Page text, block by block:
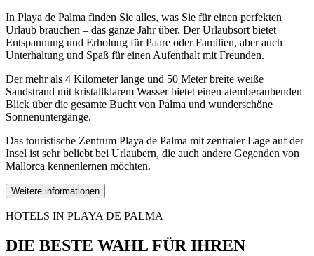
In Playa de Palma finden Sie alles, was Sie für einen perfekten
Urlaub brauchen – das ganze Jahr über. Der Urlaubsort bietet
Entspannung und Erholung für Paare oder Familien, aber auch
Unterhaltung und Spaß für einen Aufenthalt mit Freunden.
Der mehr als 4 Kilometer lange und 50 Meter breite weiße
Sandstrand mit kristallklarem Wasser bietet einen atemberaubenden
Blick über die gesamte Bucht von Palma und wunderschöne
Sonnenuntergänge.
Das touristische Zentrum Playa de Palma mit zentraler Lage auf der
Insel ist sehr beliebt bei Urlaubern, die auch andere Gegenden von
Mallorca kennenlernen möchten.
Weitere informationen
HOTELS IN PLAYA DE PALMA
DIE BESTE WAHL FÜR IHREN